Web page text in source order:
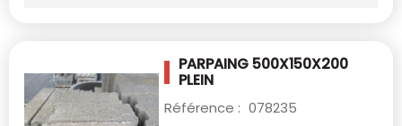
PARPAING 500X150X200
PLEIN
Référence : 078235